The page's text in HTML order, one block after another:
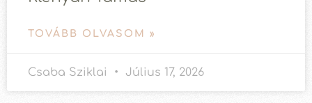
TOVÁBB OLVASOM »
Csaba Sziklai Július 17, 2026